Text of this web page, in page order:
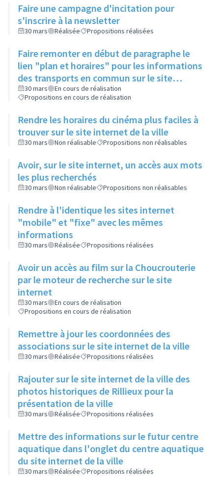
Faire une campagne d'incitation pour
s'inscrire à la newsletter
30 mars Réalisée Propositions réalisées
Faire remonter en début de paragraphe le
lien "plan et horaires" pour les informations
des transports en commun sur le site
internet de la ville
30 mars
En cours de réalisation
Propositions en cours de réalisation
Rendre les horaires du cinéma plus faciles à
trouver sur le site internet de la ville
30 mars Non réalisable Propositions non réalisables
Avoir, sur le site internet, un accès aux mots
les plus recherchés
30 mars Non réalisable Propositions non réalisables
Rendre à l'identique les sites internet
"mobile" et "fixe" avec les mêmes
informations
30 mars Réalisée Propositions réalisées
Avoir un accès au film sur la Choucrouterie
par le moteur de recherche sur le site
internet
30 mars
En cours de réalisation
Propositions en cours de réalisation
Remettre à jour les coordonnées des
associations sur le site internet de la ville
30 mars Réalisée Propositions réalisées
Rajouter sur le site internet de la ville des
photos historiques de Rillieux pour la
présentation de la ville
30 mars Réalisée Propositions réalisées
Mettre des informations sur le futur centre
aquatique dans l'onglet du centre aquatique
du site internet de la ville
30 mars Réalisée Propositions réalisées